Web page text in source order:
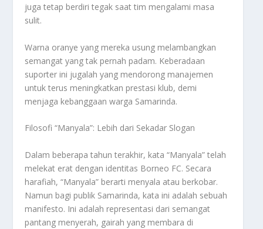
juga tetap berdiri tegak saat tim mengalami masa
sulit.
Warna oranye yang mereka usung melambangkan
semangat yang tak pernah padam. Keberadaan
suporter ini jugalah yang mendorong manajemen
untuk terus meningkatkan prestasi klub, demi
menjaga kebanggaan warga Samarinda.
Filosofi “Manyala”: Lebih dari Sekadar Slogan
Dalam beberapa tahun terakhir, kata “Manyala” telah
melekat erat dengan identitas Borneo FC. Secara
harafiah, “Manyala” berarti menyala atau berkobar.
Namun bagi publik Samarinda, kata ini adalah sebuah
manifesto. Ini adalah representasi dari semangat
pantang menyerah, gairah yang membara di